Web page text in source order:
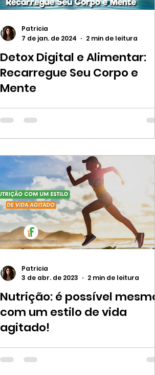
Detox Digital e Alimentar:
Recarregue Seu Corpo e
Mente
Patricia
7 de jan. de 2024
2 min de leitura
Nutrição: é possível mesmo
com um estilo de vida
agitado!
Patricia
3 de abr. de 2023
2 min de leitura